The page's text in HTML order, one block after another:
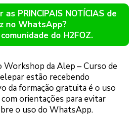
as PRINCIPAIS NOTÍCIAS de
no WhatsApp?
do H2FOZ.
Workshop da Alep – Curso de
estão recebendo
da formação gratuita é o uso
orientações para evitar
o uso do WhatsApp.